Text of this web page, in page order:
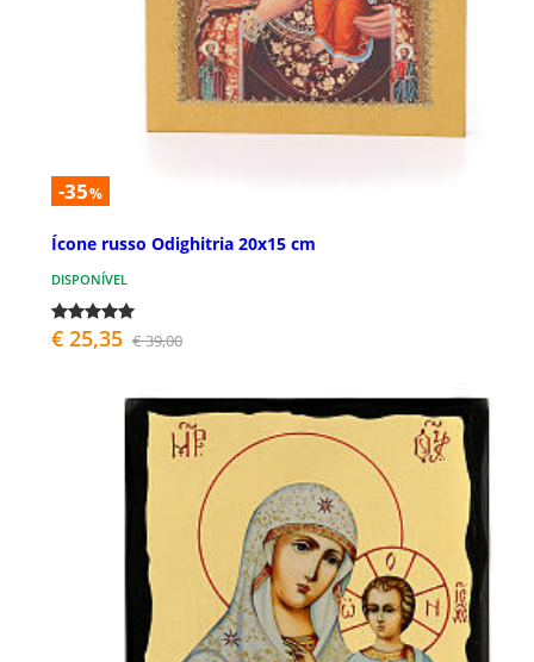
-35%
Ícone russo Odighitria 20x15 cm
DISPONÍVEL
€ 25,35 € 39,00